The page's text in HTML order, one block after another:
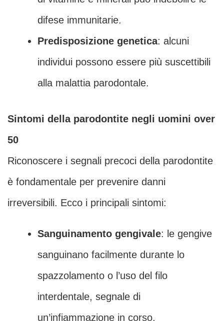
difese immunitarie.
Predisposizione genetica: alcuni
individui possono essere più suscettibili
alla malattia parodontale.
Sintomi della parodontite negli uomini over
50
Riconoscere i segnali precoci della parodontite
è fondamentale per prevenire danni
irreversibili. Ecco i principali sintomi:
Sanguinamento gengivale: le gengive
sanguinano facilmente durante lo
spazzolamento o l’uso del filo
interdentale, segnale di
un’infiammazione in corso.